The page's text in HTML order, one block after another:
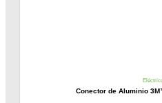
Conector de Aluminio